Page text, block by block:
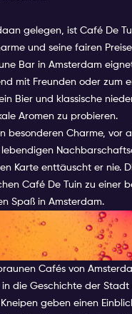
gelegen, ist Café De
und seine fairen
Bar in Amsterdam
mit Freunden oder zum
Bier und klassische
Aromen zu probieren.
besonderen Charme, vor
lebendigen
Karte enttäuscht er nie.
Café De Tuin zu einer
Spaß in Amsterdam.
WAHREN
Cafés von
die Geschichte der Stadt
geben einen